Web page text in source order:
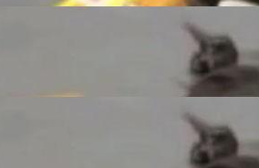
主要依托充沛的经
工具。 据介绍，Muse
后台 agent。这些后
节：建图 → 控制难度
入Mooncake TENT。